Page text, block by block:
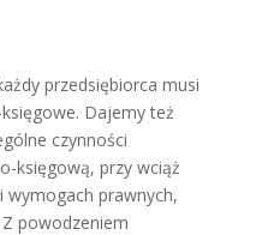
przedsiębiorca musi
Dajemy też
czynności
księgową, przy wciąż
wymogach prawnych,
powodzeniem